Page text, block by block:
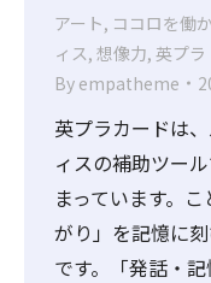
アート, ココロを働
ィス, 想像力, 英プラ
By empatheme
英プラカードは
ィスの補助ツー
まっています。
がり」を記憶に
です。「発話・